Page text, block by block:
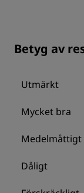
Betyg av
Utmärkt
Mycket bra
Medelmåttigt
Dåligt